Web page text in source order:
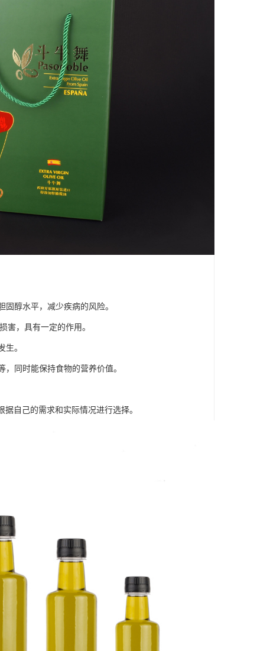
醇水平，减少疾病的风险。
害，具有一定的作用。
生。
同时能保持食物的营养价值。
自己的需求和实际情况进行选择。